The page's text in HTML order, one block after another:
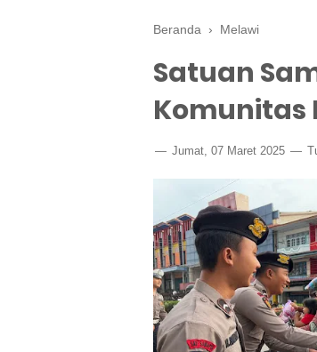
Beranda › Melawi
Satuan
Komunitas
Jumat, 07 Maret 2025